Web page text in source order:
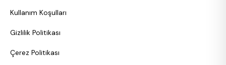
Kullanım Koşulları
Gizlilik Politikası
Çerez Politikası